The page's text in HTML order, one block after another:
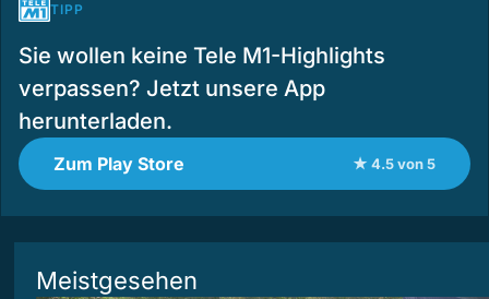
TIPP
Sie wollen keine Tele M1-Highlights
verpassen? Jetzt unsere App
herunterladen.
Zum Play Store ★ 4.5 von 5
Meistgesehen